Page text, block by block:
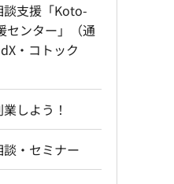
談支援「Koto-
センター」（通
・コトック
しよう！
・セミナー